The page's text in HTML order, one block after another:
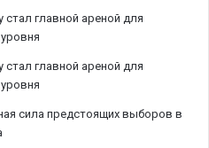
стал главной ареной для
стал главной ареной для
сила предстоящих выборов в